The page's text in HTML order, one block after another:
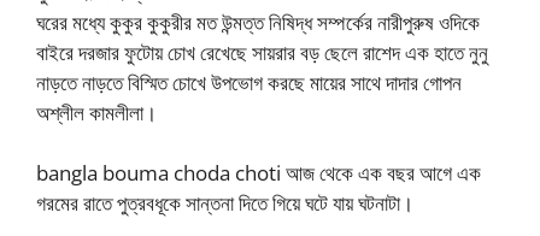
ঘরের মধ্যে কুকুর কুকুরীর মত উন্মত্ত নিষিদ্ধ সম্পর্কের নারীপুরুষ ওদিকে
বাইরে দরজার ফুটোয় চোখ রেখেছে সায়রার বড় ছেলে রাশেদ এক হাতে নুনু
নাড়তে নাড়তে বিস্মিত চোখে উপভোগ করছে মায়ের সাথে দাদার গোপন
অশ্লীল কামলীলা।
bangla bouma choda choti আজ থেকে এক বছর আগে এক
গরমের রাতে পুত্রবধূকে সান্তনা দিতে গিয়ে ঘটে যায় ঘটনাটা।